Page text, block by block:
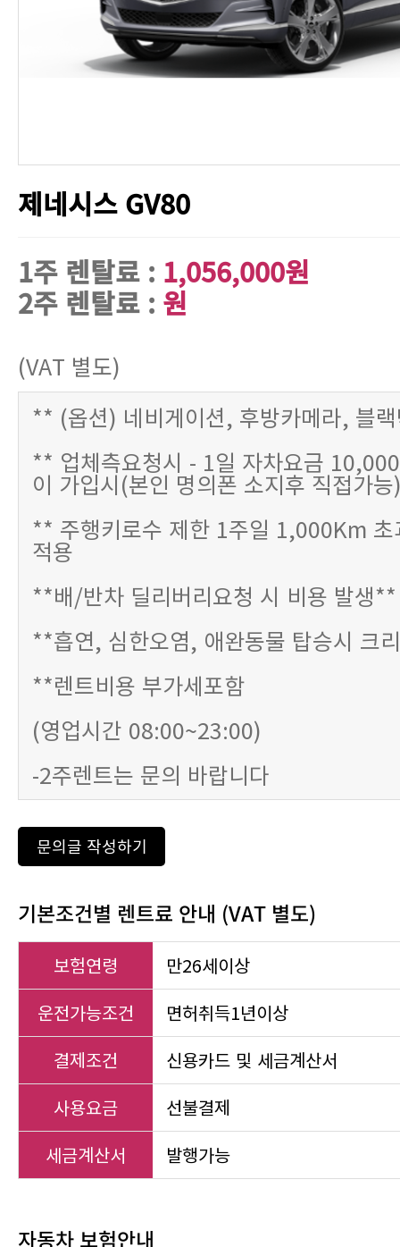
제네시스 GV80
1주 렌탈료 : 1,056,000원
2주 렌탈료 : 원
(VAT 별도)
** (옵션) 네비게이션, 후방카메라, 블
** 업체측요청시 - 1일 자차요금
이 가입시(본인 명의폰 소지후 직접가
** 주행키로수 제한 1주일 1,000Km
적용
**배/반차 딜리버리요청 시 비용 발생**
**흡연, 심한오염, 애완동물 탑승시 크
**렌트비용 부가세포함
(영업시간 08:00~23:00)
-2주렌트는 문의 바랍니다
문의글 작성하기
기본조건별 렌트료 안내 (VAT 별도)
보험연령
만26세이상
운전가능조건
면허취득1년이상
결제조건
신용카드 및 세금계산서
사용요금
선불결제
세금계산서
발행가능
자동차 보험안내